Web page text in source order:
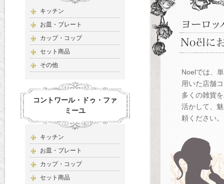
キッチン
お皿・プレート
カップ・コップ
セット商品
その他
コントワール・ドゥ・ファ
ミーユ
キッチン
お皿・プレート
カップ・コップ
セット商品
Noelでは、
用いた店舗
多くの雑貨
活かして、
頼ください。